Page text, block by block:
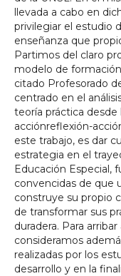
llevada a cabo en
privilegiar el estudio
enseñanza que
Partimos del claro
modelo de
citado Profesorado
centrado en el
teoría práctica desde
acciónreflexión-
este trabajo, es dar
estrategia en el
Educación Especial,
convencidas de que
construye su propio
de transformar sus
duradera. Para
consideramos
realizadas por los
desarrollo y en la